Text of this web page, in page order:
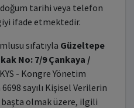
tarihi veya telefon
ifade etmektedir.
sıfatıyla Güzeltepe
No: 7/9 Çankaya /
- Kongre Yönetim
sayılı Kişisel Verilerin
başta olmak üzere, ilgili